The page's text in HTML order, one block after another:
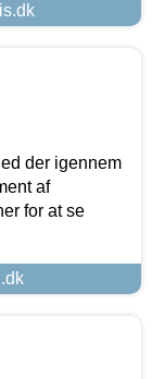
der igennem
af
for at se